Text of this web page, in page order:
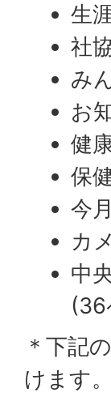
生
社
み
お
健
保
今
カ
中
(36
＊下記
けます。